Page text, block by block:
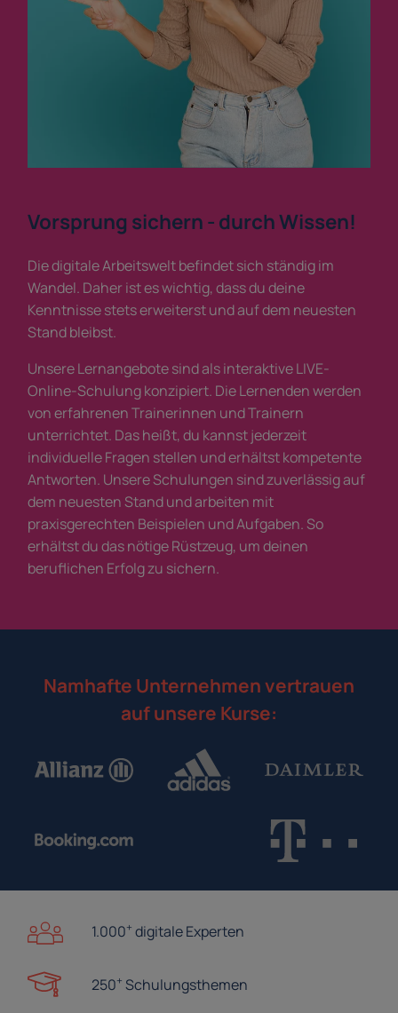
Vorsprung sichern - durch Wissen!
Die digitale Arbeitswelt befindet sich ständig im
Wandel. Daher ist es wichtig, dass du deine
Kenntnisse stets erweiterst und auf dem neuesten
Stand bleibst.
Unsere Lernangebote sind als interaktive LIVE-
Online-Schulung konzipiert. Die Lernenden werden
von erfahrenen Trainerinnen und Trainern
unterrichtet. Das heißt, du kannst jederzeit
individuelle Fragen stellen und erhältst kompetente
Antworten. Unsere Schulungen sind zuverlässig auf
dem neuesten Stand und arbeiten mit
praxisgerechten Beispielen und Aufgaben. So
erhältst du das nötige Rüstzeug, um deinen
beruflichen Erfolg zu sichern.
Namhafte Unternehmen vertrauen
auf unsere Kurse:
1.000+ digitale Experten
250+ Schulungsthemen